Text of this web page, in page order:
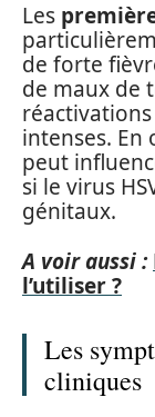
Les
de forte
de maux de
intenses. En
peut
si le virus
génitaux.
A voir aussi :
l’utiliser ?
Les
cliniques